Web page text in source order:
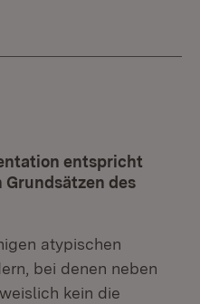
entspricht
des
atypischen
bei denen neben
kein die